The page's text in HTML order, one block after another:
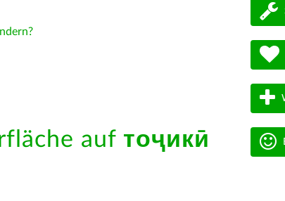
auf тоҷикӣ